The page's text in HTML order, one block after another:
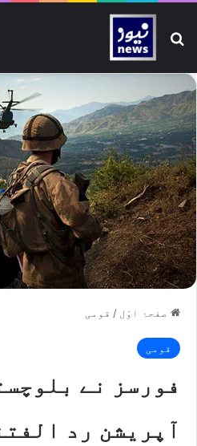
تلاش کیجیے
صفحۂ اوّل / قومی
قومی
فورسز نے